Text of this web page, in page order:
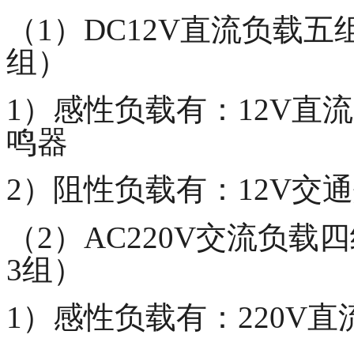
（1）DC12V直流负载
组）
1）感性负载有：12V直
鸣器
2）阻性负载有：12V交
（2）AC220V交流负载
3组）
1）感性负载有：220V直